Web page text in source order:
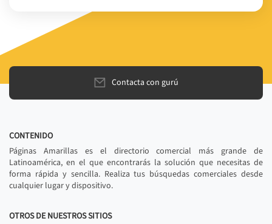
Contacta con gurú
CONTENIDO
Páginas Amarillas es el directorio comercial más grande de
Latinoamérica, en el que encontrarás la solución que necesitas de
forma rápida y sencilla. Realiza tus búsquedas comerciales desde
cualquier lugar y dispositivo.
OTROS DE NUESTROS SITIOS